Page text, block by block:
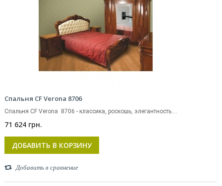
Спальня CF Verona 8706
Спальня CF Verona 8706 - классика, роскошь, элегантность....
71 624 грн.
ДОБАВИТЬ В КОРЗИНУ
Добавить в сравнение